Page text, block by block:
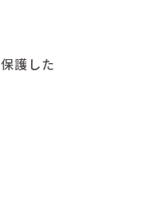
護した